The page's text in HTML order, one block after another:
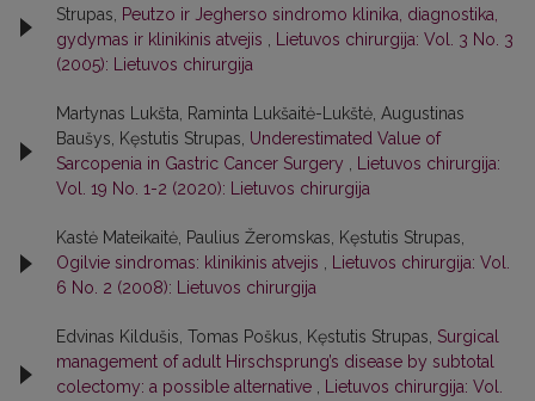
Strupas,
Peutzo ir Jegherso sindromo klinika, diagnostika,
gydymas ir klinikinis atvejis
Lietuvos chirurgija: Vol. 3 No. 3
(2005): Lietuvos chirurgija
Martynas Lukšta, Raminta Lukšaitė-Lukštė, Augustinas
Baušys, Kęstutis Strupas, Underestimated Value of
Sarcopenia in Gastric Cancer Surgery
Lietuvos chirurgija:
Vol. 19 No. 1-2 (2020): Lietuvos chirurgija
Kastė Mateikaitė, Paulius Žeromskas, Kęstutis Strupas,
Ogilvie sindromas: klinikinis atvejis
Lietuvos chirurgija: Vol.
6 No. 2 (2008): Lietuvos chirurgija
Edvinas Kildušis, Tomas Poškus, Kęstutis Strupas, Surgical
management of adult Hirschsprung’s disease by subtotal
colectomy: a possible alternative
Lietuvos chirurgija: Vol.